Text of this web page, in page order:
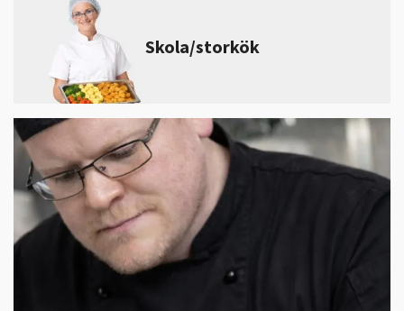
Skola/storkök